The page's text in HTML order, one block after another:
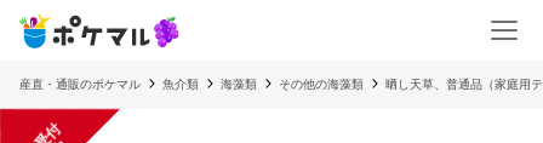
産直・通販のポケマル 魚介類 海藻類 その他の海藻類 晒し天草、普通品（家庭用